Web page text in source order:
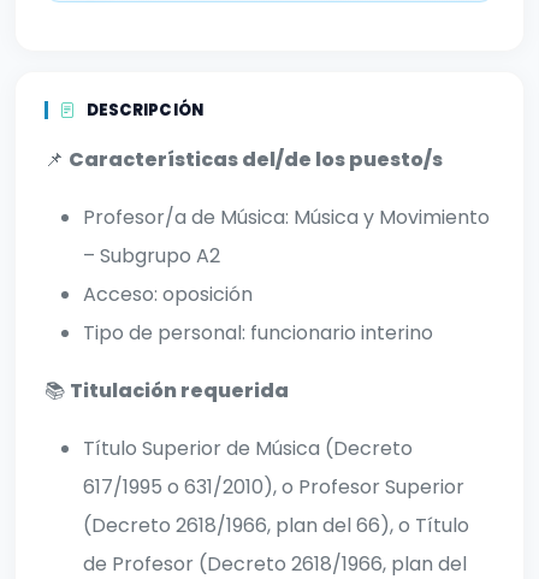
DESCRIPCIÓN
📌 Características del/de los puesto/s
Profesor/a de Música: Música y Movimiento
– Subgrupo A2
Acceso: oposición
Tipo de personal: funcionario interino
📚 Titulación requerida
Título Superior de Música (Decreto
617/1995 o 631/2010), o Profesor Superior
(Decreto 2618/1966, plan del 66), o Título
de Profesor (Decreto 2618/1966, plan del